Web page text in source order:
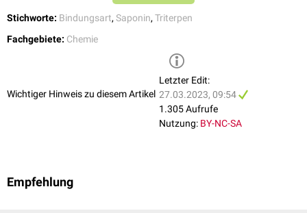
Stichworte: Bindungsart, Saponin, Triterpen
Fachgebiete: Chemie
Wichtiger Hinweis zu diesem Artikel
Letzter Edit:
27.03.2023, 09:54
1.305 Aufrufe
Nutzung: BY-NC-SA
Empfehlung